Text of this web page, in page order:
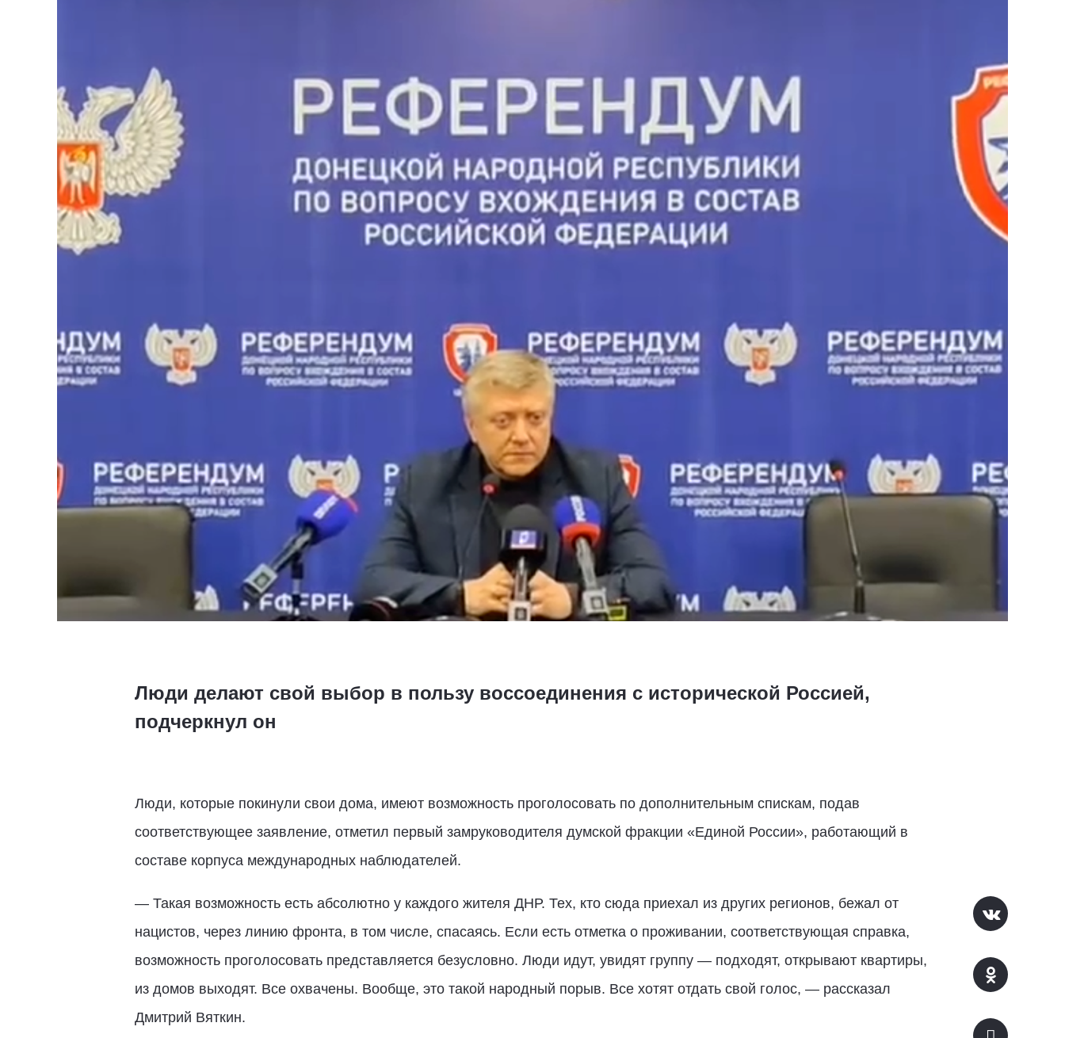
Люди делают свой выбор в пользу воссоединения с исторической Россией,
подчеркнул он
Люди, которые покинули свои дома, имеют возможность проголосовать по дополнительным спискам, подав
соответствующее заявление, отметил первый замруководителя думской фракции «Единой России», работающий в
составе корпуса международных наблюдателей.
— Такая возможность есть абсолютно у каждого жителя ДНР. Тех, кто сюда приехал из других регионов, бежал от
нацистов, через линию фронта, в том числе, спасаясь. Если есть отметка о проживании, соответствующая справка,
возможность проголосовать представляется безусловно. Люди идут, увидят группу — подходят, открывают квартиры,
из домов выходят. Все охвачены. Вообще, это такой народный порыв. Все хотят отдать свой голос, — рассказал
Дмитрий Вяткин.